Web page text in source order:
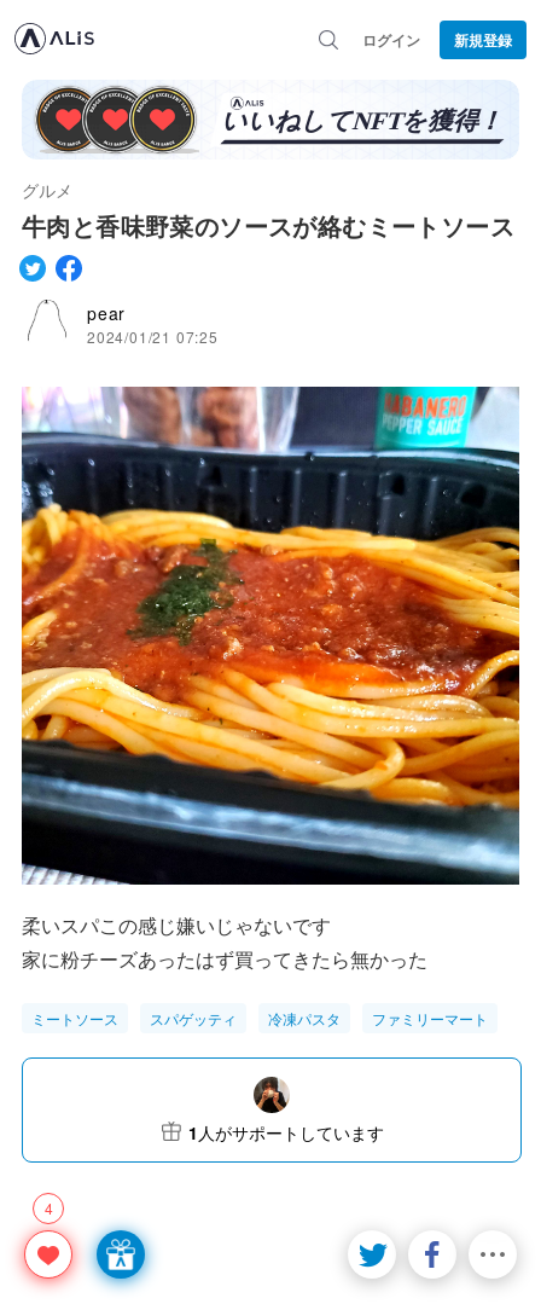
ログイン 新規登録
グルメ
牛肉と香味野菜のソースが絡むミートソース
pear
2024/01/21 07:25
柔いスパこの感じ嫌いじゃないです
家に粉チーズあったはず買ってきたら無かった
ミートソース スパゲッティ 冷凍パスタ ファミリーマート
4
1 人がサポートしています